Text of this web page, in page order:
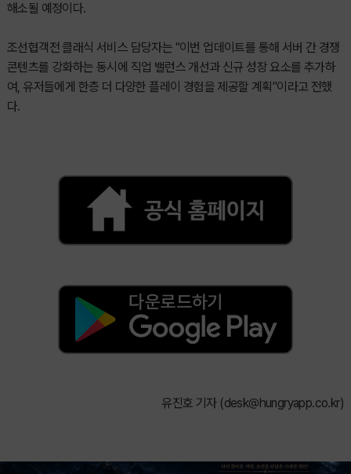
해소될 예정이다.
조선협객전 클래식 서비스 담당자는 "이번 업데이트를 통해 서버 간 경쟁
콘텐츠를 강화하는 동시에 직업 밸런스 개선과 신규 성장 요소를 추가하
여, 유저들에게 한층 더 다양한 플레이 경험을 제공할 계획"이라고 전했
다.
유진호 기자 (desk@hungryapp.co.kr)